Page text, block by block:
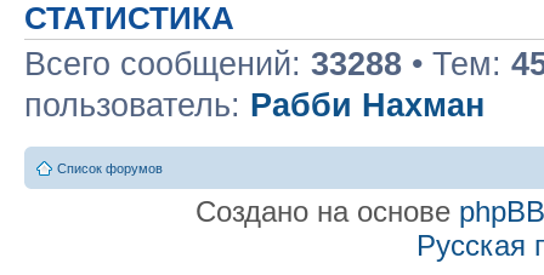
СТАТИСТИКА
Всего сообщений: 33288 • Тем:
пользователь: Рабби Нахман
Список форумов
Создано на основе phpBB
Русская